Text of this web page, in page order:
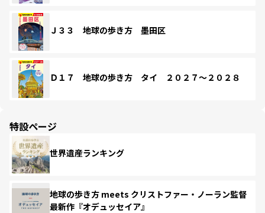
Ｊ３３ 地球の歩き方 墨田区
Ｄ１７ 地球の歩き方 タイ ２０２７～２０２８
特設ページ
世界遺産ランキング
地球の歩き方 meets クリストファー・ノーラン監督
最新作『オデュッセイア』